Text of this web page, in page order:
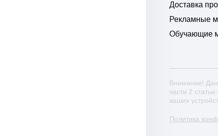
Доставка
Рекламные
Обучающие
Внимание!
части 2
ваших
Политика